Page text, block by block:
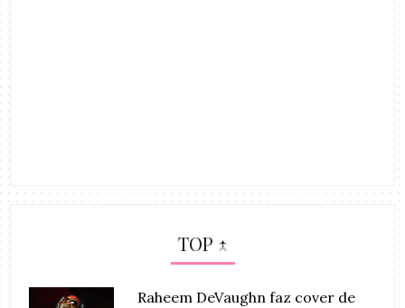
TOP ↑
Raheem DeVaughn faz cover de